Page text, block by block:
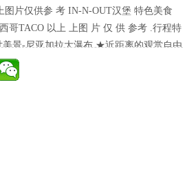
图片仅供参 考 IN-N-OUT汉堡 特色美食
哥TACO 以上 上图 片 仅 供 参考 .行程特
美景-尼亚加拉大瀑布 ★近距离的观赏自由
的城市文化公园- 巴尔波亚公园 充满墨西
矶市区深度游 ★摄影圣地 马蹄湾 国会山